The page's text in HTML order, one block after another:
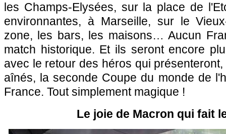
les Champs-Elysées, sur la place de
environnantes, à Marseille, sur le
zone, les bars, les maisons… Aucun
match historique. Et ils seront encore
avec le retour des héros qui
aînés, la seconde Coupe du monde de
France. Tout simplement magique !
Le joie de Macron qui fait